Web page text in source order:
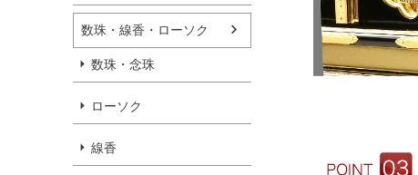
数珠・線香・ローソク
数珠・念珠
ローソク
線香